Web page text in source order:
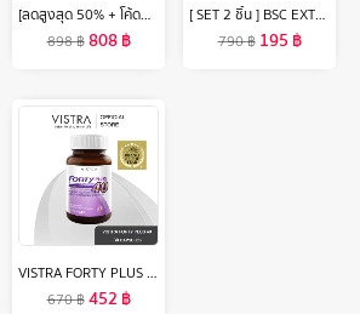
[ลดสูงสุด 50% + โค้ดลดเพิ่ม 20%]นีเวีย เอ็กซ์ตร้า ไบรท์ ซี แอนด์ ไฮยา วิตามิน แอนตี้-สปอตเซรั่ม 30 มล. 2 ชิ้น NIVEA
898฿808฿
[ SET 2 ชิ้น ] BSC EXTRA CARE HAIR FALL CONTROL SHAMPOO และ BSC EXTRA CARE HAIR FALL CONTROL CONDITIONER แชมพู และครีมนวดผม สกัดจากมะกรูดและขิง สำหรับผมขาด หลุดร่วง อ่อนแอ เพิ่มประสิทธิภาพการบำรุงเส้นผม ลดการขาดหลุดร่วงของเส้นผม
790฿ 195 ฿
VISTRA FORTY PLUS - วิสทร้า ผลิตภัณฑ์เสริมอาหารผงจมูกถั่วเหลืองผสมสารสกัดจากตังกุย, วิตามินรวม และน้ำมันอีฟนิ่งพริมโรส (30 เม็ด)
670฿452฿